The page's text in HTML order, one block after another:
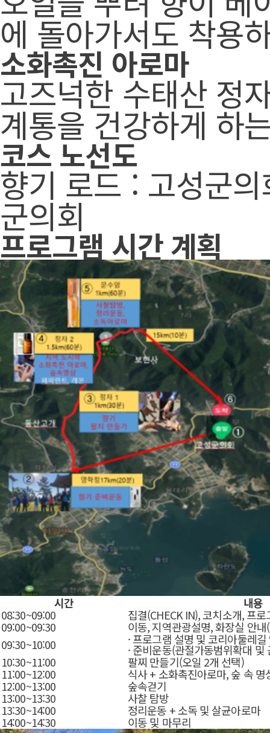
에 돌아가서도 착용
소화촉진 아로마
고즈넉한 수태산 정
계통을 건강하게 하
코스 노선도
향기 로드 : 고성군
군의회
프로그램 시간 계획
시간 내용
08:30~09:00 집결(CHECK IN), 코치소개, 프
09:00~09:30
이동, 지역관광설명, 화장실 안내
09:30~10:00
· 프로그램 설명 및 코리아둘레길
· 준비운동(관절가동범위확대
10:30~11:00 팔찌 만들기(오일 2개 선택)
11:00~12:00 식사 + 소화촉진아로마, 숲 속 명
12:00~13:00 숲속걷기
13:00~13:30 사찰 탐방
13:30~14:00 정리운동 +소독 및 살균아로마
14:00~14:30 이동 및 마무리